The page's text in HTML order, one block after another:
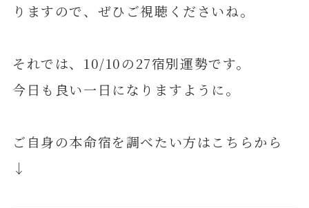
りますので、ぜひご視聴くださいね。
それでは、10/10の27宿別運勢です。
今日も良い一日になりますように。
ご自身の本命宿を調べたい方はこちらから
↓